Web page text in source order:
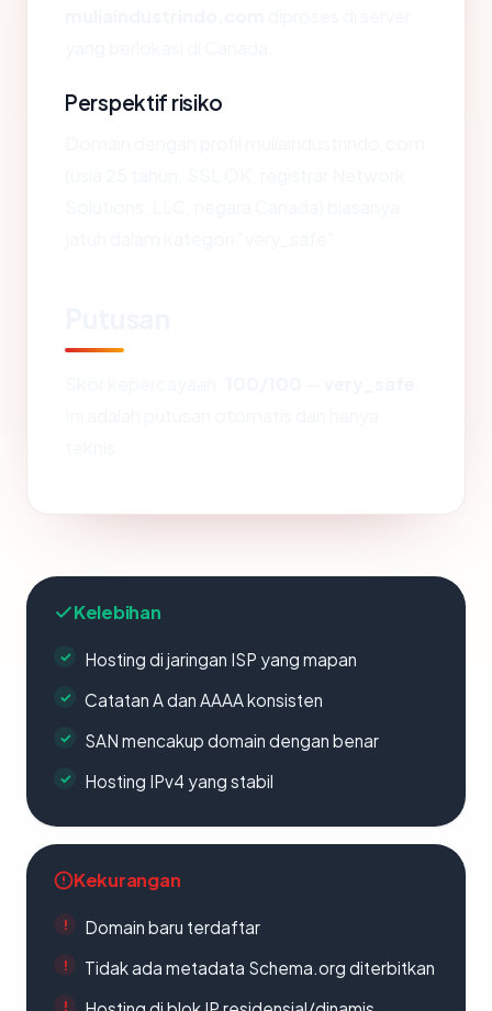
Perspektif risiko
Kelebihan
Hosting di jaringan ISP yang mapan
Catatan A dan AAAA konsisten
SAN mencakup domain dengan benar
Hosting IPv4 yang stabil
Kekurangan
Domain baru terdaftar
Tidak ada metadata Schema.org diterbitkan